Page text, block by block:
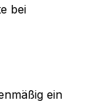
bei
ein